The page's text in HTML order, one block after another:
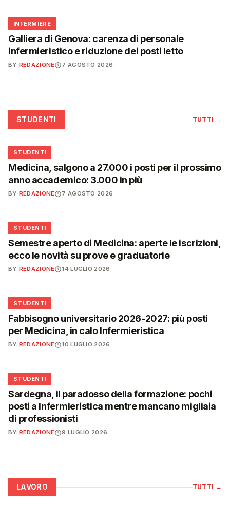
🩺
INFERMIERE
Galliera di Genova: carenza di personale
infermieristico e riduzione dei posti letto
BY REDAZIONE 7 AGOSTO 2026
STUDENTI TUTTI →
🎓
STUDENTI
Medicina, salgono a 27.000 i posti per il prossimo
anno accademico: 3.000 in più
BY REDAZIONE 7 AGOSTO 2026
🎓
STUDENTI
Semestre aperto di Medicina: aperte le iscrizioni,
ecco le novità su prove e graduatorie
BY REDAZIONE 14 LUGLIO 2026
🎓
STUDENTI
Fabbisogno universitario 2026-2027: più posti
per Medicina, in calo Infermieristica
BY REDAZIONE 10 LUGLIO 2026
🎓
STUDENTI
Sardegna, il paradosso della formazione: pochi
posti a Infermieristica mentre mancano migliaia
di professionisti
BY REDAZIONE 9 LUGLIO 2026
LAVORO TUTTI →